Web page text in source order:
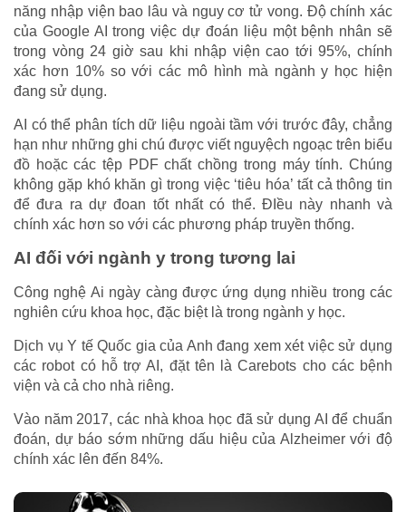
năng nhập viện bao lâu và nguy cơ tử vong. Độ chính xác
của Google AI trong việc dự đoán liệu một bệnh nhân sẽ
trong vòng 24 giờ sau khi nhập viện cao tới 95%, chính
xác hơn 10% so với các mô hình mà ngành y học hiện
đang sử dụng.
AI có thể phân tích dữ liệu ngoài tầm với trước đây, chẳng
hạn như những ghi chú được viết nguyệch ngoạc trên biểu
đồ hoặc các tệp PDF chất chồng trong máy tính. Chúng
không gặp khó khăn gì trong việc ‘tiêu hóa’ tất cả thông tin
để đưa ra dự đoan tốt nhất có thể. ĐIều này nhanh và
chính xác hơn so với các phương pháp truyền thống.
AI đối với ngành y trong tương lai
Công nghệ Ai ngày càng được ứng dụng nhiều trong các
nghiên cứu khoa học, đặc biệt là trong ngành y học.
Dịch vụ Y tế Quốc gia của Anh đang xem xét việc sử dụng
các robot có hỗ trợ AI, đặt tên là Carebots cho các bệnh
viện và cả cho nhà riêng.
Vào năm 2017, các nhà khoa học đã sử dụng AI để chuẩn
đoán, dự báo sớm những dấu hiệu của Alzheimer với độ
chính xác lên đến 84%.